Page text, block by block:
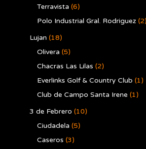
Terravista (6)
Polo Industrial Gral. Rodriguez (2)
Lujan (18)
Olivera (5)
Chacras Las Lilas (2)
Everlinks Golf & Country Club (1)
Club de Campo Santa Irene (1)
3 de Febrero (10)
Ciudadela (5)
Caseros (3)